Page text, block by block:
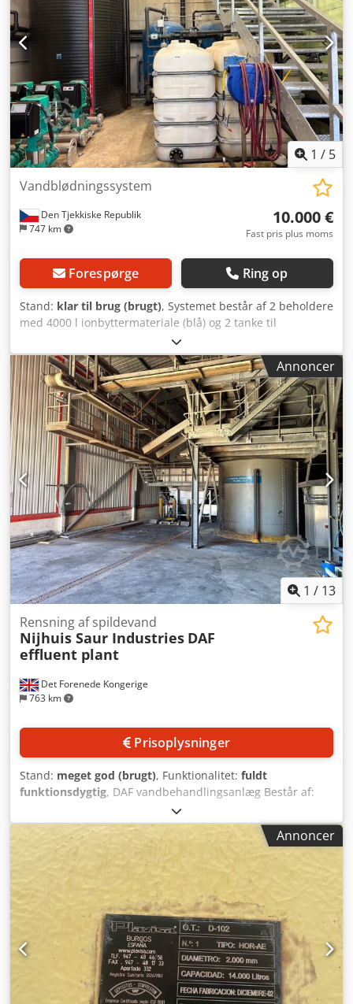
1 / 5
Den Tjekkiske Republik
747 km
Vandblødningssystem
10.000 €
Fast pris plus moms
Forespørge Ring op
Stand: klar til brug (brugt), Systemet består af 2 beholdere
med 4000 l ionbyttermateriale (blå) og 2 tanke til
saltopløsning (sort) med et samlet volumen på 30 m³ (11 +
19 m³). Ved penduldrevet drift er den daglige produktion
1920 m³. Csdpsydbmljfx Apnjha
Annoncer
1 / 13
Det Forenede Kongerige
763 km
Rensning af spildevand
Nijhuis Saur Industries DAF
effluent plant
Prisoplysninger
Stand: meget god (brugt), Funktionalitet: fuldt
funktionsdygtig, DAF vandbehandlingsanlæg Består af:
Opbevaringstanke Blandetanke Nijhuis Saur Industries
DAF Codpfx Apexwni Ejneha KHD Humboldt
centrifugaludskiller Alle tilhørende pumper og
doseringsenheder. Tidligere brugt hos Walkers crisps til
behandling af 71 kubikmeter i timen.
Annoncer